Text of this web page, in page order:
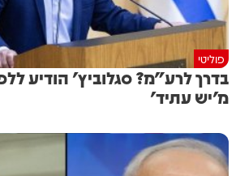
פוליטי
בדרך לרע"מ? סגלוביץ' הודיע
מ'יש עתיד'